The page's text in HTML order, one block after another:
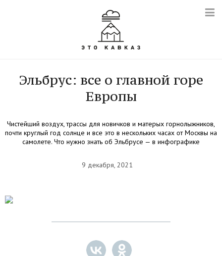
Эльбрус: все о главной горе
Европы
Чистейший воздух, трассы для новичков и матерых горнолыжников,
почти круглый год солнце и все это в нескольких часах от Москвы на
самолете. Что нужно знать об Эльбрусе — в инфографике
9 декабря, 2021